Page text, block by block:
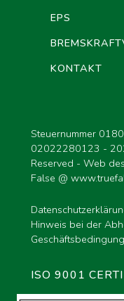
EPS
KONTAKT
Steuernummer
02022280123 -
Reserved - Web
False @
Hinweis bei der
ISO 9001